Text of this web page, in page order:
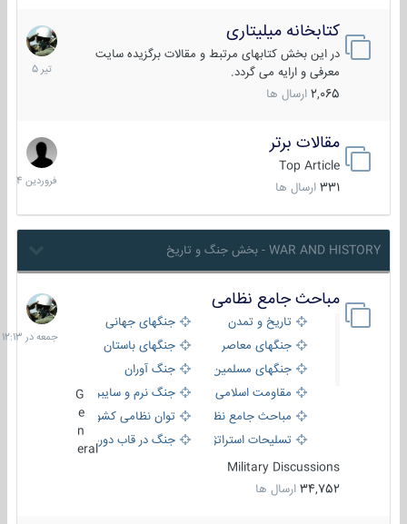
کتابخانه میلیتاری
در این بخش کتابهای مرتبط و مقالات برگزیده سایت
معرفی و ارایه می گردد.
2,065 ارسال ها
16
تیر
1405
مقالات برتر
Top Article
331 ارسال ها
29
فروردین
1404
WAR AND HISTORY - بخش جنگ و تاریخ
مباحث جامع نظامی
تاریخ و تمدن
جنگهای جهانی
جنگهای معاصر
جنگهای باستان
جنگهای مسلمین
جنگ آوران
مقاومت اسلامی
جنگ نرم و سایبری
مباحث جامع نظامی
توان نظامی کشورها
تسلیحات استراتژیک
جنگ در قاب دوربین
eral
Military Discussions
34,752 ارسال ها
جمعه
در
12:13